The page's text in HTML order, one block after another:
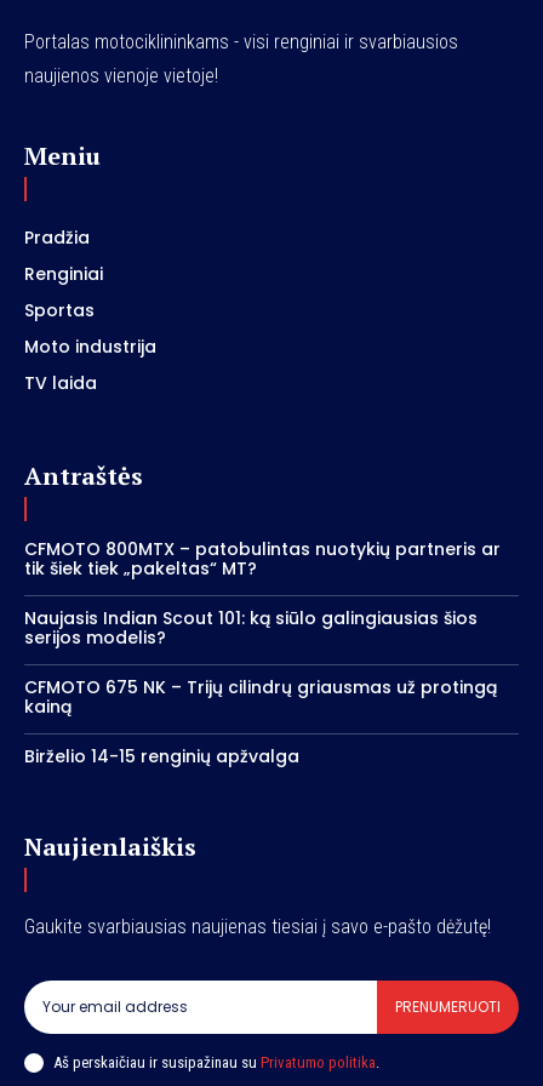
Portalas motociklininkams - visi renginiai ir svarbiausios
naujienos vienoje vietoje!
Meniu
Pradžia
Renginiai
Sportas
Moto industrija
TV laida
Antraštės
CFMOTO 800MTX – patobulintas nuotykių partneris ar
tik šiek tiek „pakeltas“ MT?
Naujasis Indian Scout 101: ką siūlo galingiausias šios
serijos modelis?
CFMOTO 675 NK – Trijų cilindrų griausmas už protingą
kainą
Birželio 14-15 renginių apžvalga
Naujienlaiškis
Gaukite svarbiausias naujienas tiesiai į savo e-pašto dėžutę!
PRENUMERUOTI
Aš perskaičiau ir susipažinau su Privatumo politika